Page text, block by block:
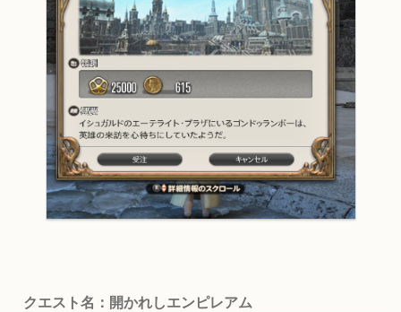
クエスト名：開かれしエンピレアム